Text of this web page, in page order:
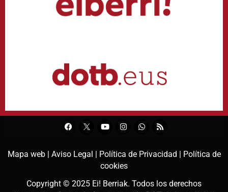
Mapa web | Aviso Legal | Política de Privacidad | Política de
cookies
Copyright © 2025 Ei! Berriak. Todos los derechos